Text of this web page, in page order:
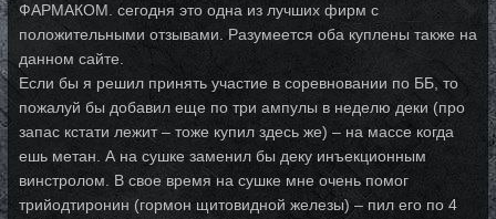
ФАРМАКОМ. сегодня это одна из лучших фирм с
положительными отзывами. Разумеется оба куплены также на
данном сайте.
Если бы я решил принять участие в соревновании по ББ, то
пожалуй бы добавил еще по три ампулы в неделю деки (про
запас кстати лежит – тоже купил здесь же) – на массе когда
ешь метан. А на сушке заменил бы деку инъекционным
винстролом. В свое время на сушке мне очень помог
трийодтиронин (гормон щитовидной железы) – пил его по 4